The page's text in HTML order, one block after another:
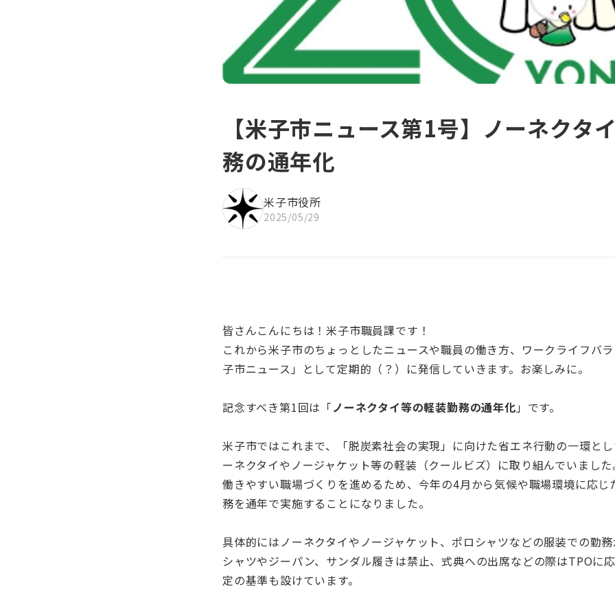
【米子市ニュース第1号】ノーネクタ
務の通年化
米子市役所
2025/05/29
皆さんこんにちは！米子市職員課です！
これから米子市のちょっとしたニュースや職員の働き方、ワークライフバ
子市ニュース」として定期的（？）に発信していきます。お楽しみに。
記念すべき第1回は「ノーネクタイ等の軽装勤務の通年化 」です。
米子市ではこれまで、「脱炭素社会の実現」に向けた省エネ行動の一環と
ーネクタイやノージャケット等の軽装（クールビズ）に取り組んでいまし
働きやすい職場づくりを進めるため、今年の4月から気候や職場環境に応
務を通年で実施することになりました。
具体的にはノーネクタイやノージャケット、ポロシャツなどの服装での勤
シャツやジーパン、サンダル履きは禁止、式典への出席などの際はTPOに
定の基準も設けています。